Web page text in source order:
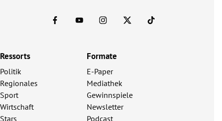
Ressorts
Politik
Regionales
Sport
Wirtschaft
Stars
Formate
E-Paper
Mediathek
Gewinnspiele
Newsletter
Podcast